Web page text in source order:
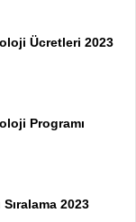
Ücretleri 2023
Programı
2023